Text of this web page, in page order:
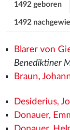
1492 geboren
1492
Blarer von
Benediktiner
Braun,
Desiderius,
Donauer,